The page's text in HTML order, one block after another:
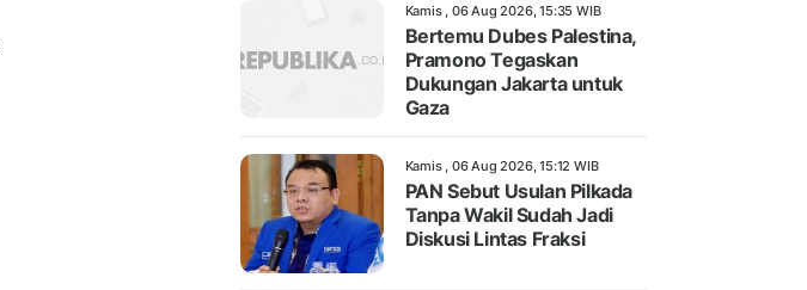
Kamis , 06 Aug 2026, 15:35 WIB
Bertemu Dubes Palestina,
Pramono Tegaskan
Dukungan Jakarta untuk
Gaza
Kamis , 06 Aug 2026, 15:12 WIB
PAN Sebut Usulan Pilkada
Tanpa Wakil Sudah Jadi
Diskusi Lintas Fraksi